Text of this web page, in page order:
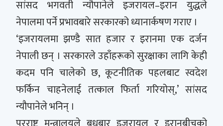
सांसद भगवती न्यौपानेले इजरायल–इरान युद्धले
नेपालमा पर्ने प्रभावबारे सरकारको ध्यानार्कषण गराए ।
‘इजरायलमा झण्डै सात हजार र इरानमा एक दर्जन
नेपाली छन् । सरकारले उहाँहरूको सुरक्षाका लागि केही
कदम पनि चालेको छ, कूटनीतिक पहलबाट स्वदेश
फर्किन चाहनेलाई तत्काल फिर्ता गरियोस्,’ सांसद
न्यौपानेले भनिन् ।